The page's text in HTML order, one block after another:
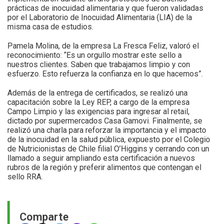
Comparte
prácticas de inocuidad alimentaria y que fueron validadas
por el Laboratorio de Inocuidad Alimentaria (LIA) de la
misma casa de estudios.
Pamela Molina, de la empresa La Fresca Feliz, valoró el
reconocimiento: “Es un orgullo mostrar este sello a
nuestros clientes. Saben que trabajamos limpio y con
esfuerzo. Esto refuerza la confianza en lo que hacemos”.
Además de la entrega de certificados, se realizó una
capacitación sobre la Ley REP, a cargo de la empresa
Campo Limpio y las exigencias para ingresar al retail,
dictado por supermercados Casa Gamovi. Finalmente, se
realizó una charla para reforzar la importancia y el impacto
de la inocuidad en la salud pública, expuesto por el Colegio
de Nutricionistas de Chile filial O’Higgins y cerrando con un
llamado a seguir ampliando esta certificación a nuevos
rubros de la región y preferir alimentos que contengan el
sello RRA.